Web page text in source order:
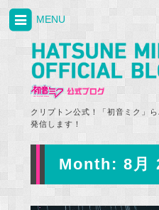
クリプトン公式！「初音ミク」
発信します！
MENU
Month: 8月